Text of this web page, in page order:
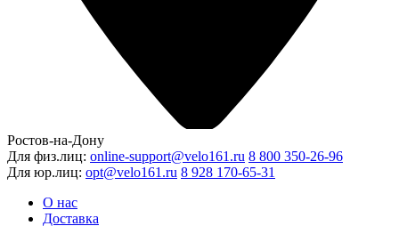
Ростов-на-Дону
Для физ.лиц: online-support@velo161.ru 8 800 350-26-96
Для юр.лиц: opt@velo161.ru 8 928 170-65-31
О нас
Доставка